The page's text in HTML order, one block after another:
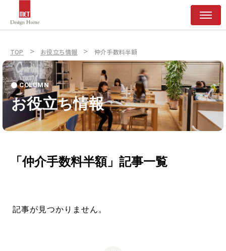
TOP > お役立ち情報 > 仲介手数料半額
COLUMN
お役立ち情報
「仲介手数料半額」記事一覧
記事が見つかりません。